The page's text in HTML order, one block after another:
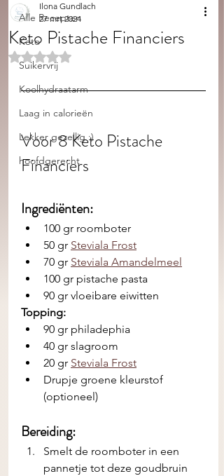
Alle Recepten
Keto
Suikervrij
Koolhydraatarm
Laag in calorieën
Lekker gezellig :)
hoofdgerecht
Keto Pistache Financiers
Ilona Gundlach
27 mrt 2024
Beoordeeld met NaN uit 5 sterren.
Voor 8 Keto Pistache
Financiers
Ingrediënten:
100 gr roomboter
50 gr Steviala Frost
70 gr Steviala Amandelmeel
100 gr pistache pasta
90 gr vloeibare eiwitten
Topping:
90 gr philadephia
40 gr slagroom
20 gr Steviala Frost
Drupje groene kleurstof
(optioneel)
Bereiding:
Smelt de roomboter in een
pannetje tot deze goudbruin